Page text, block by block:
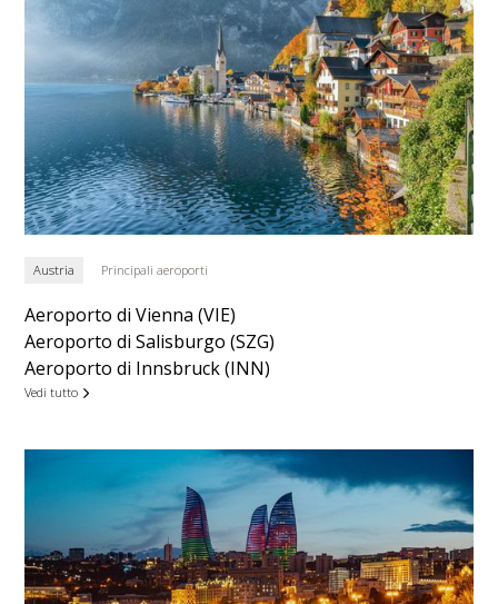
Austria Principali aeroporti
Aeroporto di Vienna (VIE)
Aeroporto di Salisburgo (SZG)
Aeroporto di Innsbruck (INN)
Vedi tutto